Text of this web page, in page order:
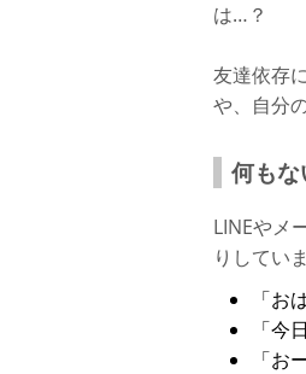
は…？
友達依存
や、自分
何もな
LINEやメ
りしてい
「お
「今
「お